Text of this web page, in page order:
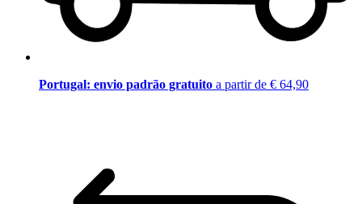
Portugal: envio padrão gratuito a partir de € 64,90